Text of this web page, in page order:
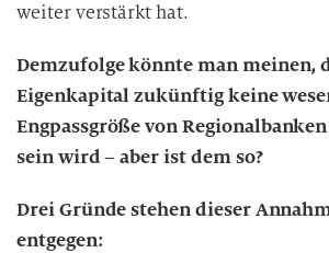
weiter verstärkt hat.
Demzufolge könnte man meinen,
Eigenkapital zukünftig keine
Engpassgröße von
sein wird – aber ist dem so?
Drei Gründe stehen dieser
entgegen: